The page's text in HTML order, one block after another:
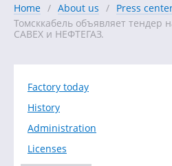
Home About us Press
Томсккабель объявляет тендер
CABEX и НЕФТЕГАЗ.
Factory today
History
Administration
Licenses